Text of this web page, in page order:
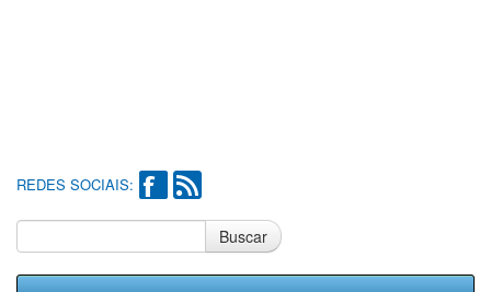
REDES SOCIAIS:
Buscar